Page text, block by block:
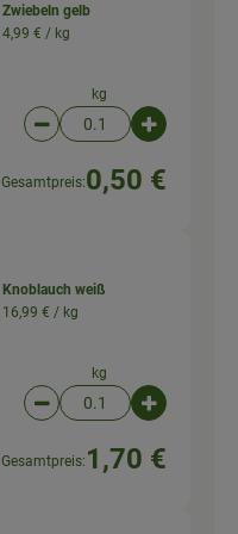
Zwiebeln gelb
4,99 € / kg
kg
Artikelanzahl
Gesamtpreis:0,50 €
Knoblauch weiß
16,99 € / kg
kg
Artikelanzahl
Gesamtpreis: 1,70 €